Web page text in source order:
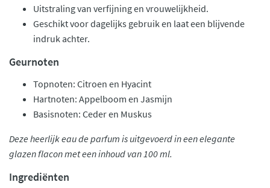
Uitstraling van verfijning en vrouwelijkheid.
Geschikt voor dagelijks gebruik en laat een blijvende
indruk achter.
Geurnoten
Topnoten: Citroen en Hyacint
Hartnoten: Appelboom en Jasmijn
Basisnoten: Ceder en Muskus
Deze heerlijk eau de parfum is uitgevoerd in een elegante
glazen flacon met een inhoud van 100 ml.
Ingrediënten